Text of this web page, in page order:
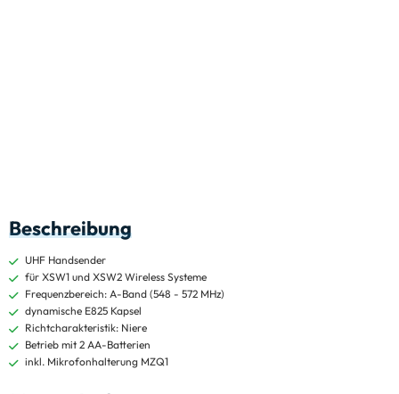
Beschreibung
UHF Handsender
für XSW1 und XSW2 Wireless Systeme
Frequenzbereich: A-Band (548 - 572 MHz)
dynamische E825 Kapsel
Richtcharakteristik: Niere
Betrieb mit 2 AA-Batterien
inkl. Mikrofonhalterung MZQ1